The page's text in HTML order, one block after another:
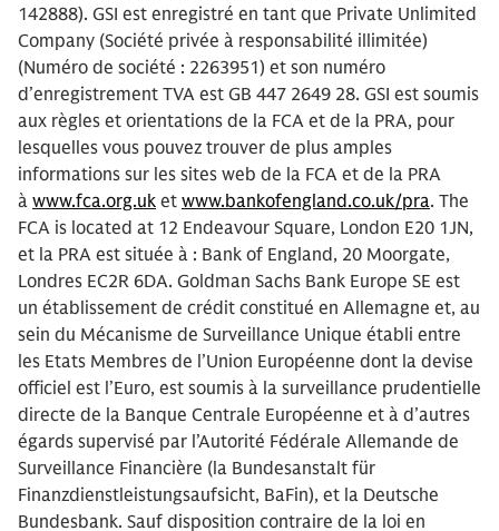
142888). GSI est enregistré en tant que Private Unlimited
Company (Société privée à responsabilité illimitée)
(Numéro de société : 2263951) et son numéro
d’enregistrement TVA est GB 447 2649 28. GSI est soumis
aux règles et orientations de la FCA et de la PRA, pour
lesquelles vous pouvez trouver de plus amples
informations sur les sites web de la FCA et de la PRA
à www.fca.org.uk et www.bankofengland.co.uk/pra. The
FCA is located at 12 Endeavour Square, London E20 1JN,
et la PRA est située à : Bank of England, 20 Moorgate,
Londres EC2R 6DA. Goldman Sachs Bank Europe SE est
un établissement de crédit constitué en Allemagne et, au
sein du Mécanisme de Surveillance Unique établi entre
les Etats Membres de l’Union Européenne dont la devise
officiel est l’Euro, est soumis à la surveillance prudentielle
directe de la Banque Centrale Européenne et à d’autres
égards supervisé par l’Autorité Fédérale Allemande de
Surveillance Financière (la Bundesanstalt für
Finanzdienstleistungsaufsicht, BaFin), et la Deutsche
Bundesbank. Sauf disposition contraire de la loi en